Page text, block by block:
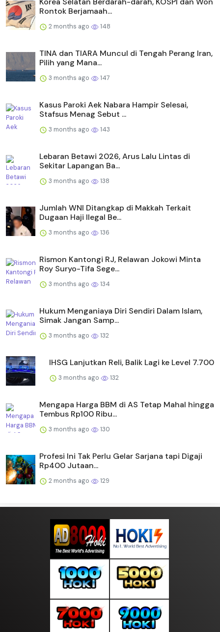
Rontok Berjamaah...
2 months ago 148
TINA dan TIARA Muncul di Tengah Perang Iran,
Pilih yang Mana...
3 months ago 147
Kasus Paroki Aek Nabara Hampir Selesai,
Stafsus Menag Sebut ...
3 months ago 143
Lebaran Betawi 2026, Arus Lalu Lintas di
Sekitar Lapangan Ba...
3 months ago 138
Jumlah WNI Ditangkap di Makkah Terkait
Dugaan Haji Ilegal Be...
3 months ago 136
Rismon Kantongi RJ, Relawan Jokowi Minta
Roy Suryo-Tifa Sege...
3 months ago 134
Hukum Menganiaya Diri Sendiri Dalam Islam,
Simak Jangan Samp...
3 months ago 132
IHSG Lanjutkan Reli, Balik Lagi ke Level 7.700
3 months ago 132
Mengapa Harga BBM di AS Tetap Mahal hingga
Tembus Rp100 Ribu...
3 months ago 130
Profesi Ini Tak Perlu Gelar Sarjana tapi Digaji
Rp400 Jutaan...
2 months ago 129